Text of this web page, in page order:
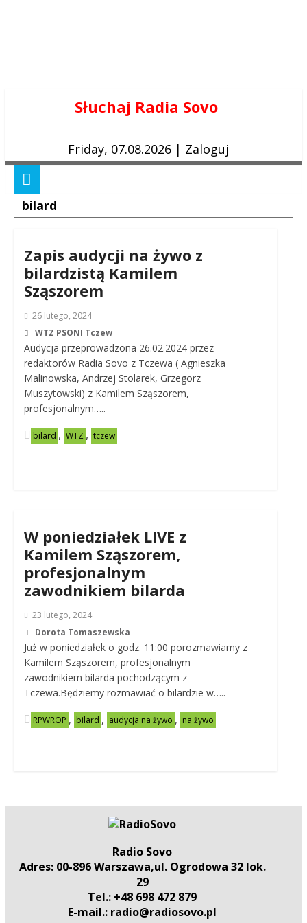
Słuchaj Radia Sovo
Friday, 07.08.2026 | Zaloguj
bilard
Zapis audycji na żywo z
bilardzistą Kamilem
Sząszorem
26 lutego, 2024
WTZ PSONI Tczew
Audycja przeprowadzona 26.02.2024 przez
redaktorów Radia Sovo z Tczewa ( Agnieszka
Malinowska, Andrzej Stolarek, Grzegorz
Muszytowski) z Kamilem Sząszorem,
profesjonalnym…..
bilard , WTZ , tczew
W poniedziałek LIVE z
Kamilem Sząszorem,
profesjonalnym
zawodnikiem bilarda
23 lutego, 2024
Dorota Tomaszewska
Już w poniedziałek o godz. 11:00 porozmawiamy z
Kamilem Sząszorem, profesjonalnym
zawodnikiem bilarda pochodzącym z
Tczewa.Będziemy rozmawiać o bilardzie w…..
RPWROP , bilard , audycja na żywo , na żywo
Radio Sovo
Adres: 00-896 Warszawa,ul. Ogrodowa 32 lok.
29
Tel.: +48 698 472 879
E-mail.: radio@radiosovo.pl